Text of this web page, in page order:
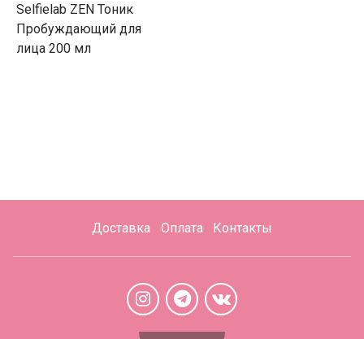
Selfielab ZEN Тоник
Пробуждающий для
лица 200 мл
Доставка Оплата Контакты